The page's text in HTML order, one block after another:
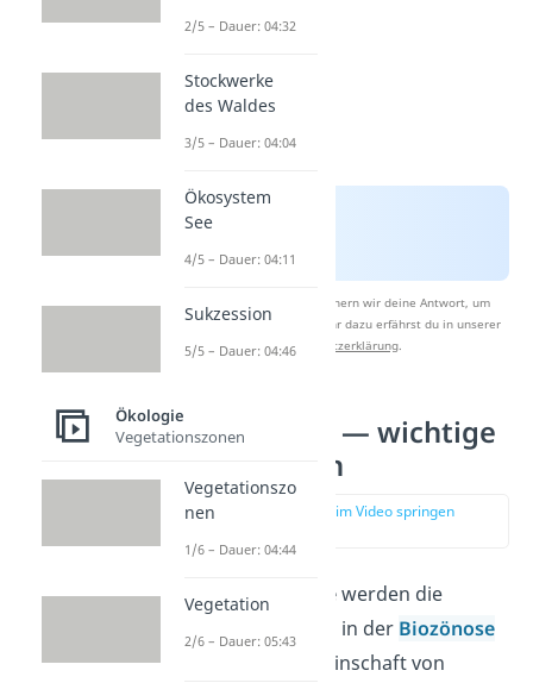
Nach Beantwortung speichern wir deine Antwort, um
Studyflix zu verbessern. Mehr dazu erfährst du in unserer
Datenschutzerklärung.
Synökologie — wichtige
Beziehungen
zur Stelle im Video springen
In der Synökologiewerden die
Wechselwirkungen in der Biozönose
— also einer Gemeinschaft von
2/5 – Dauer: 04:32
Stockwerke
des Waldes
3/5 – Dauer: 04:04
Ökosystem
See
4/5 – Dauer: 04:11
Sukzession
5/5 – Dauer: 04:46
Ökologie
Vegetationszonen
Vegetationszo
nen
1/6 – Dauer: 04:44
Vegetation
2/6 – Dauer: 05:43